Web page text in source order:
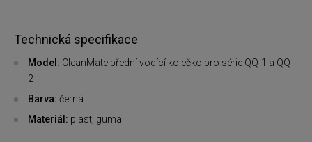
Technická specifikace
Model: CleanMate přední vodící kolečko pro série QQ-1 a QQ-
2
Barva: černá
Materiál: plast, guma